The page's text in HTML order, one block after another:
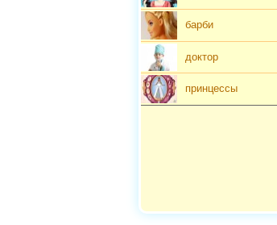
барби
доктор
принцессы